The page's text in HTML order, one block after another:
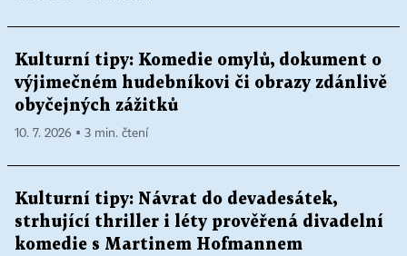
Kulturní tipy: Komedie omylů, dokument o
výjimečném hudebníkovi či obrazy zdánlivě
obyčejných zážitků
10. 7. 2026 ▪ 3 min. čtení
Kulturní tipy: Návrat do devadesátek,
strhující thriller i léty prověřená divadelní
komedie s Martinem Hofmannem